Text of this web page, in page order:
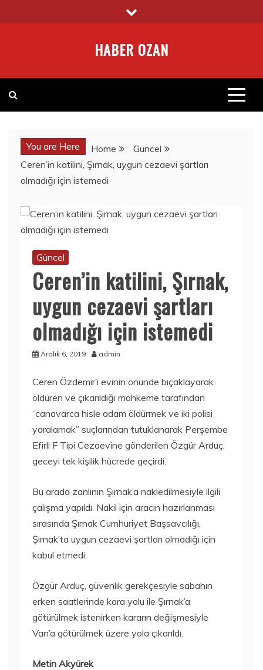
to
HABER OZAN
You are Here Home
Güncel
Ceren’in katilini, Şırnak, uygun cezaevi şartları
olmadığı için istemedi
Güncel
Ceren’in katilini, Şırnak,
uygun cezaevi şartları
olmadığı için istemedi
Aralık 6, 2019 admin
Ceren Özdemir’i evinin önünde bıçaklayarak
öldüren ve çıkarıldığı mahkeme tarafından
“canavarca hisle adam öldürmek ve iki polisi
yaralamak” suçlarından tutuklanarak Perşembe
Efirli F Tipi Cezaevine gönderilen Özgür Arduç,
geceyi tek kişilik hücrede geçirdi.
Bu arada zanlının Şırnak’a nakledilmesiyle ilgili
çalışma yapıldı. Nakil için aracın hazırlanması
sırasında Şırnak Cumhuriyet Başsavcılığı,
Şırnak’ta uygun cezaevi şartları olmadığı için
kabul etmedi.
Özgür Arduç, güvenlik gerekçesiyle sabahın
erken saatlerinde kara yolu ile Şırnak’a
götürülmek istenirken kararın değişmesiyle
Van’a götürülmek üzere yola çıkarıldı.
Metin Akyürek